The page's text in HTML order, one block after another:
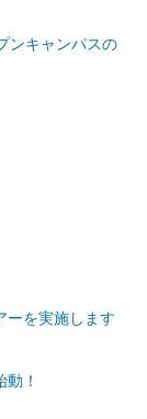
ンキャンパスの
ーを実施します
！